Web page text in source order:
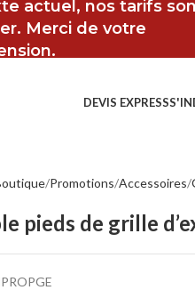
actuel, nos tarifs
Merci de votre
DEVIS EXPRESS
Promotions Accessoires
pieds de grille